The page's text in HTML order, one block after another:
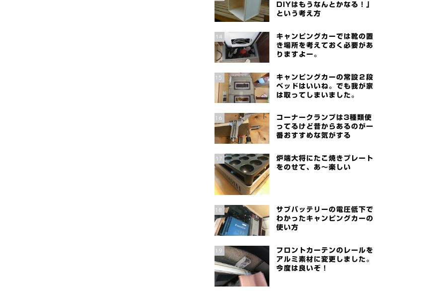
DIYはもうなんとかなる！」
という考え方
14
キャンピングカーでは靴の置
き場所を考えておく必要があ
りますよー。
15
キャンピングカーの常設２段
ベッドはいいね。でも我が家
は取ってしまいました。
16
コーナークランプは3種類使
ってるけど昔からあるのが一
番おすすめな気がする
17
炉端大将にたこ焼きプレート
をのせて、あ～楽しい
18
サブバッテリーの電圧低下で
わかったキャンピングカーの
使い方
19
フロントカーテンのレールを
アルミ素材に変更しました。
今度は良いぞ！